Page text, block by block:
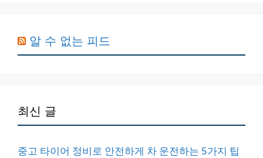
알 수 없는 피드
최신 글
중고 타이어 정비로 안전하게 차 운전하는 5가지 팁